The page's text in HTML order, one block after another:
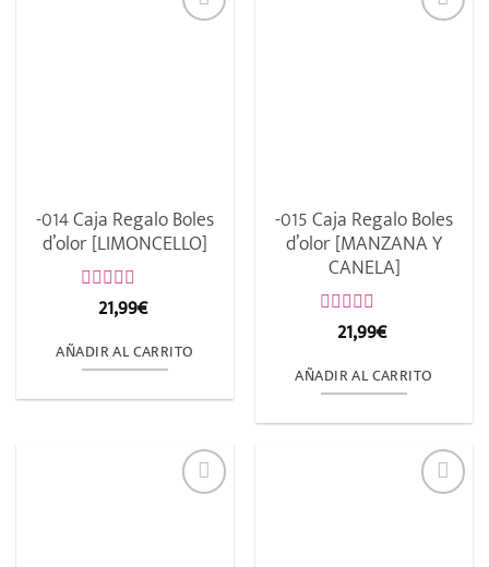
-014 Caja Regalo Boles
d’olor [LIMONCELLO]
Valorado
de
5
21,99€
AÑADIR AL CARRITO
-015 Caja Regalo Boles
d’olor [MANZANA Y
CANELA]
Valorado
de
5
21,99€
AÑADIR AL CARRITO